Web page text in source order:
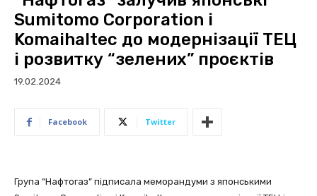
Sumitomo Corporation і
Komaihaltec до модернізації ТЕЦ
і розвитку “зелених” проєктів
19.02.2024
Facebook Twitter
Група “Нафтогаз” підписала меморандуми з японськими